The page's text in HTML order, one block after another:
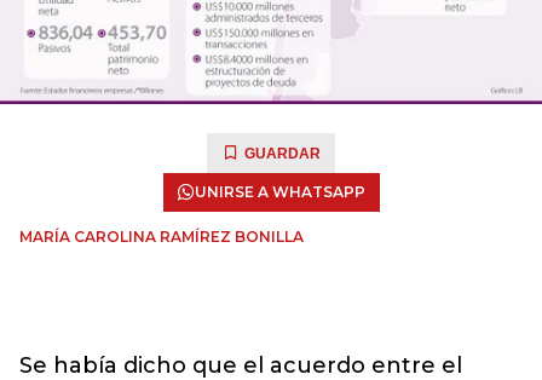
GUARDAR
UNIRSE A WHATSAPP
MARÍA CAROLINA RAMÍREZ BONILLA
Se había dicho que el acuerdo entre el